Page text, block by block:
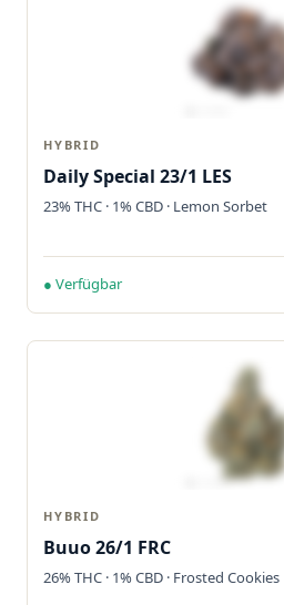
HYBRID
Daily Special 23/1 LES
23% THC · 1% CBD · Lemon Sorbet
● Verfügbar
HYBRID
Buuo 26/1 FRC
26% THC · 1% CBD · Frosted Cookies